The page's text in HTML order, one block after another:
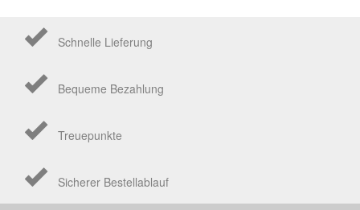
Schnelle Lieferung
Bequeme Bezahlung
Treuepunkte
Sicherer Bestellablauf